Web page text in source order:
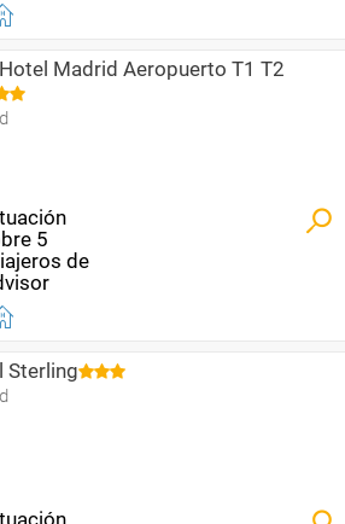
Madrid Aeropuerto T1 T2
Sterling